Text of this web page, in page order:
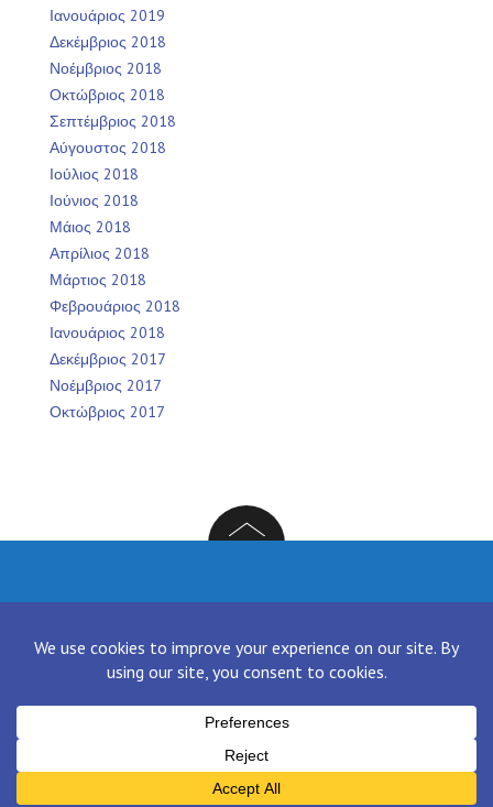
Ιανουάριος 2019
Δεκέμβριος 2018
Νοέμβριος 2018
Οκτώβριος 2018
Σεπτέμβριος 2018
Αύγουστος 2018
Ιούλιος 2018
Ιούνιος 2018
Μάιος 2018
Απρίλιος 2018
Μάρτιος 2018
Φεβρουάριος 2018
Ιανουάριος 2018
Δεκέμβριος 2017
Νοέμβριος 2017
Οκτώβριος 2017
Proudly powered by WordPress |Theme: